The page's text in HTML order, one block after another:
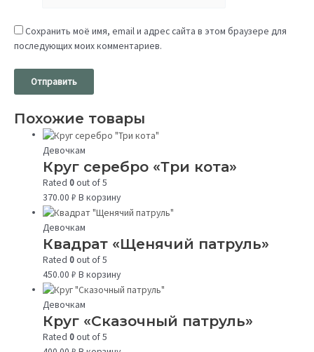
Сохранить моё имя, email и адрес сайта в этом браузере для
последующих моих комментариев.
Похожие товары
Девочкам
Круг серебро «Три кота»
Rated0out of 5
370.00₽ В корзину
Девочкам
Квадрат «Щенячий патруль»
Rated0out of 5
450.00₽ В корзину
Девочкам
Круг «Сказочный патруль»
Rated0out of 5